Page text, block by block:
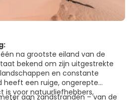
na grootste eiland van de
bekend om zijn uitgestrekte
en constante
heeft een ruige, ongerepte
is voor natuurliefhebbers,
aan zandstranden – van de